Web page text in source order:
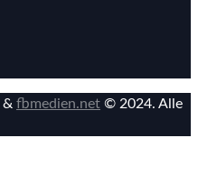
& fbmedien.net © 2024. Alle